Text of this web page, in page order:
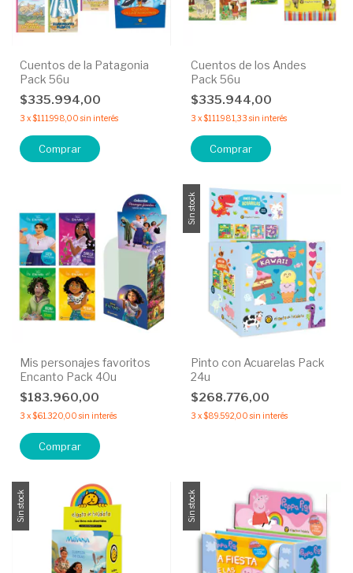
Cuentos de la Patagonia
Pack 56u
$335.994,00
3 x$111.998,00 sin interés
Cuentos de los Andes
Pack 56u
$335.944,00
3 x$111.981,33 sin interés
Mis personajes favoritos
Encanto Pack 40u
$183.960,00
3 x$61.320,00 sin interés
Sin stock
Pinto con Acuarelas Pack
24u
$268.776,00
3 x$89.592,00 sin interés
Sin stock Sin stock